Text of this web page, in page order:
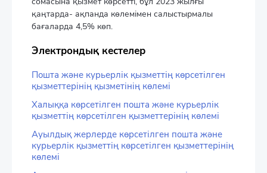
қаңтарда- ақпанда көлемімен салыстырмалы
бағаларда 4,5% көп.
Электрондық кестелер
Пошта және курьерлік қызметтің көрсетілген
қызметтерінің қызметінің көлемі
Халыққа көрсетілген пошта және курьерлік
қызметтің көрсетілген қызметтерінің көлемі
Ауылдық жерлерде көрсетілген пошта және
курьерлік қызметтің көрсетілген қызметтерінің
көлемі